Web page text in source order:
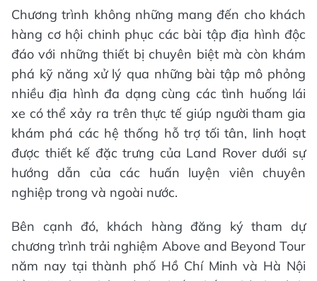
Chương trình không những mang đến cho khách
hàng cơ hội chinh phục các bài tập địa hình độc
đáo với những thiết bị chuyên biệt mà còn khám
phá kỹ năng xử lý qua những bài tập mô phỏng
nhiều địa hình đa dạng cùng các tình huống lái
xe có thể xảy ra trên thực tế giúp người tham gia
khám phá các hệ thống hỗ trợ tối tân, linh hoạt
được thiết kế đặc trưng của Land Rover dưới sự
hướng dẫn của các huấn luyện viên chuyên
nghiệp trong và ngoài nước.
Bên cạnh đó, khách hàng đăng ký tham dự
chương trình trải nghiệm Above and Beyond Tour
năm nay tại thành phố Hồ Chí Minh và Hà Nội